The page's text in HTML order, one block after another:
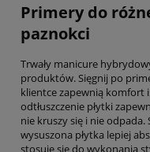
Primery do
paznokci
Trwały manicure
produktów. Sięgnij po
klientce zapewnią komfort
odtłuszczenie płytki
nie kruszy się i nie
wysuszona płytka lepiej
stosuje się do wykonania